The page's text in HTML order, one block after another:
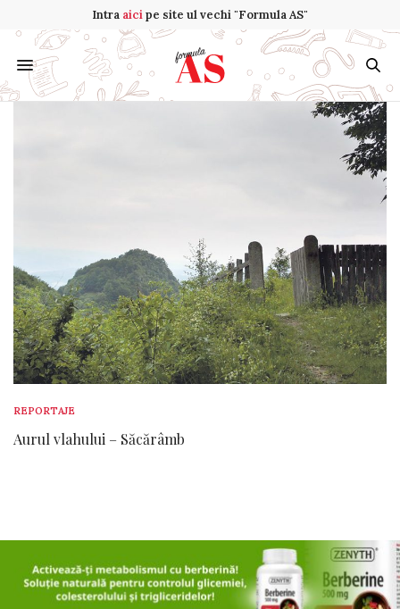
Intra aicipe site ul vechi "Formula AS"
REPORTAJE
Aurul vlahului – Săcărâmb